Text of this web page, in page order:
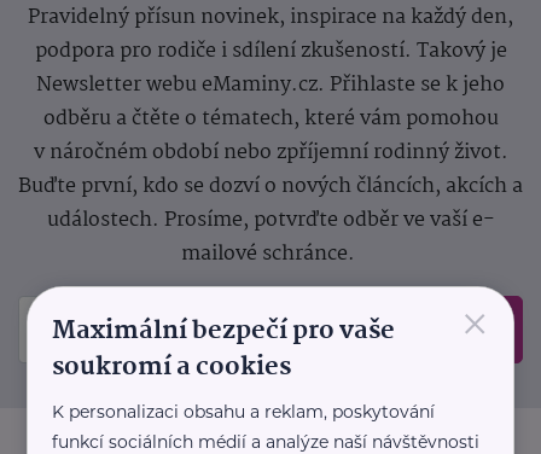
Pravidelný přísun novinek, inspirace na každý den,
podpora pro rodiče i sdílení zkušeností. Takový je
Newsletter webu eMaminy.cz. Přihlaste se k jeho
odběru a čtěte o tématech, které vám pomohou
v náročném období nebo zpříjemní rodinný život.
Buďte první, kdo se dozví o nových článcích, akcích a
událostech. Prosíme, potvrďte odběr ve vaší e-
mailové schránce.
Odeslat
×
Maximální bezpečí pro vaše
soukromí a cookies
K personalizaci obsahu a reklam, poskytování
funkcí sociálních médií a analýze naší návštěvnosti